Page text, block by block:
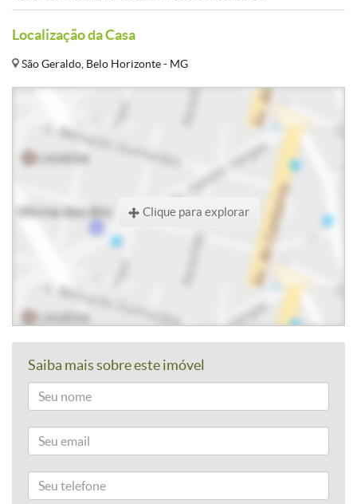
Localização da Casa
São Geraldo, Belo Horizonte - MG
Clique para explorar
Saiba mais sobre este imóvel